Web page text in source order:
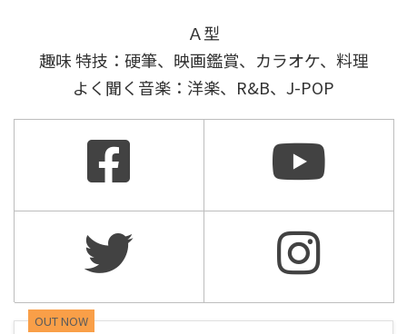
Ａ型
趣味 特技：硬筆、映画鑑賞、カラオケ、料理
よく聞く音楽：洋楽、R&B、J-POP
OUT NOW